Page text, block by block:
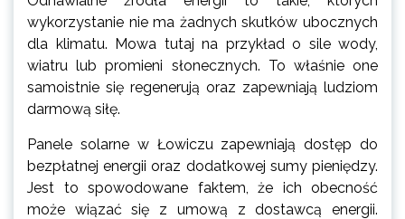
wykorzystanie nie ma żadnych skutków ubocznych
dla klimatu. Mowa tutaj na przykład o sile wody,
wiatru lub promieni słonecznych. To właśnie one
samoistnie się regenerują oraz zapewniają ludziom
darmową siłę.
Panele solarne w Łowiczu zapewniają dostęp do
bezpłatnej energii oraz dodatkowej sumy pieniędzy.
Jest to spowodowane faktem, że ich obecność
może wiązać się z umową z dostawcą energii.